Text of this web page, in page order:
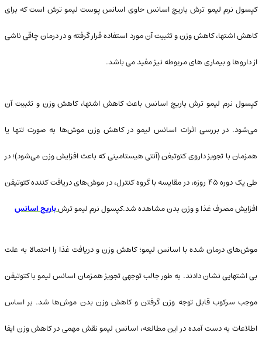
کپسول نرم لیمو ترش باریج اسانس حاوی اسانس پوست لیمو ترش است که برای
کاهش اشتها، کاهش وزن و تثبیت آن مورد استفاده قرار گرفته و در درمان چاقی ناشی
از داروها و بیماری های مربوطه نیز مفید می باشد.
کپسول نرم لیمو ترش باریج اسانس باعث کاهش اشتها، کاهش وزن و تثبیت آن
می‌شود. در بررسی اثرات اسانس لیمو در کاهش وزن موش‌ها به صورت تنها یا
همزمان با تجویز داروی کتوتیفن (آنتی هیستامینی که باعث افزایش وزن می‌شود)؛ در
طی یک دوره ۴۵ روزه، در مقایسه با گروه کنترل، در موش‌های دریافت کننده کتوتیفن
افزایش مصرف غذا و وزن بدن مشاهده شد.کپسول نرم لیمو ترشباریج اسانس
موش‌های درمان شده با اسانس لیمو؛ کاهش وزن و دریافت غذا را احتمالا به علت
بی اشتهایی نشان دادند. به طور جالب توجهی تجویز همزمان اسانس لیمو با کتوتیفن
موجب سرکوب قابل توجه وزن گرفتن و کاهش وزن بدن موش‌ها شد. بر اساس
اطلاعات به دست آمده در این مطالعه، اسانس لیمو نقش مهمی در کاهش وزن ایفا